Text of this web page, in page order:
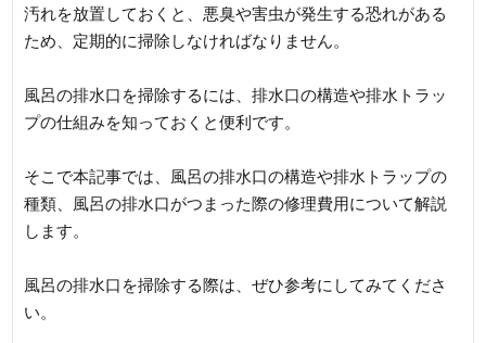
汚れを放置しておくと、悪臭や害虫が発生する恐れがある
ため、定期的に掃除しなければなりません。
風呂の排水口を掃除するには、排水口の構造や排水トラッ
プの仕組みを知っておくと便利です。
そこで本記事では、風呂の排水口の構造や排水トラップの
種類、風呂の排水口がつまった際の修理費用について解説
します。
風呂の排水口を掃除する際は、ぜひ参考にしてみてくださ
い。